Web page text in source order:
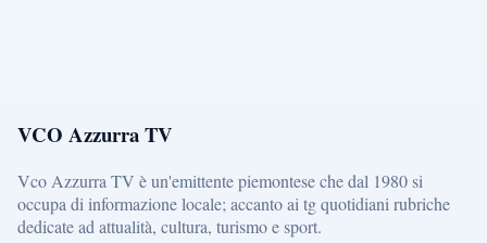
VCO Azzurra TV
Vco Azzurra TV è un'emittente piemontese che dal 1980 si
occupa di informazione locale; accanto ai tg quotidiani rubriche
dedicate ad attualità, cultura, turismo e sport.